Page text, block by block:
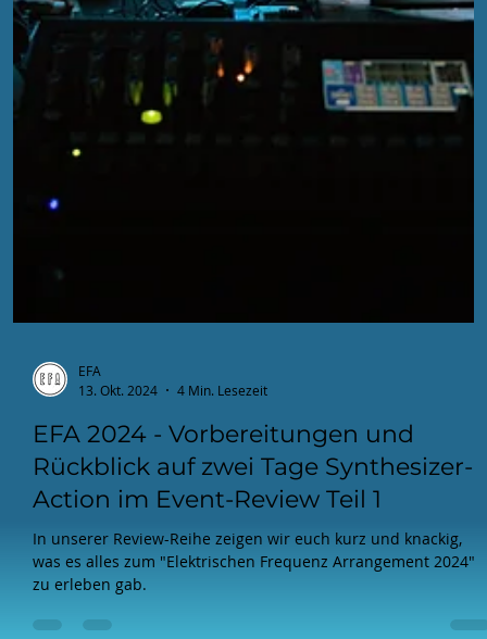
EFA
13. Okt. 2024
4 Min. Lesezeit
EFA 2024 - Vorbereitungen und
Rückblick auf zwei Tage Synthesizer-
Action im Event-Review Teil 1
was es alles zum "Elektrischen Frequenz Arrangement 2024"